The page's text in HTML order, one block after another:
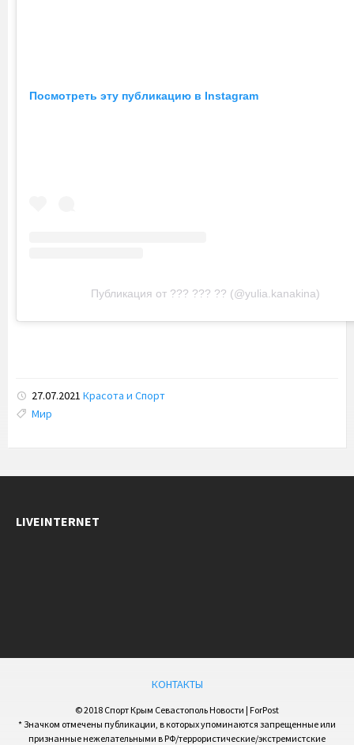
Посмотреть эту публикацию в Instagram
Публикация от ??? ??? ?? (@yulia.kanakina)
27.07.2021 Красота и Спорт
Tags:
Мир
LIVEINTERNET
КОНТАКТЫ
© 2018 Спорт Крым Севастополь Новости | ForPost
* Значком отмечены публикации, в которых упоминаются запрещенные или
признанные нежелательными в РФ/террористические/экстремистские